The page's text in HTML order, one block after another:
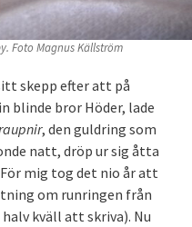
Foto Magnus Källström
skepp efter att på
blinde bror Höder, lade
, den guldring som
natt, dröp ur sig åtta
mig tog det nio år att
om runringen från
kväll att skriva). Nu